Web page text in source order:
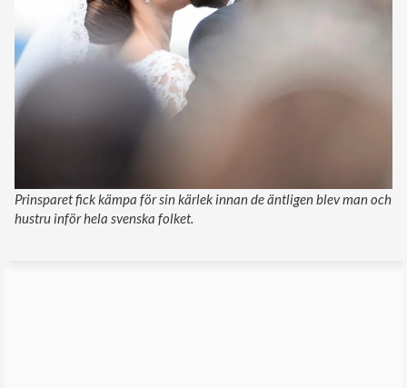
Prinsparet fick kämpa för sin kärlek innan de äntligen blev man och
hustru inför hela svenska folket.